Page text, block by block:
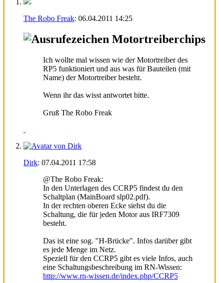
The Robo Freak: 06.04.2011 14:25
Motortreiberchips
Ich wollte mal wissen wie der Motortreiber des
RP5 funktioniert und aus was für Bauteilen (mit
Name) der Motortreiber besteht.
Wenn ihr das wisst antwortet bitte.
Gruß The Robo Freak
Dirk: 07.04.2011 17:58
@The Robo Freak:
In den Unterlagen des CCRP5 findest du den
Schaltplan (MainBoard slp02.pdf).
In der rechten oberen Ecke siehst du die
Schaltung, die für jeden Motor aus IRF7309
besteht.
Das ist eine sog. "H-Brücke". Infos darüber gibt
es jede Menge im Netz.
Speziell für den CCRP5 gibt es viele Infos, auch
eine Schaltungsbeschreibung im RN-Wissen:
http://www.rn-wissen.de/index.php/CCRP5